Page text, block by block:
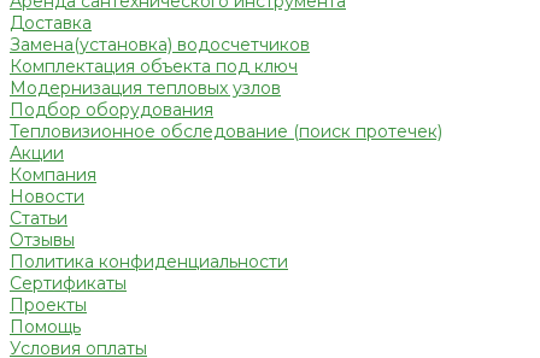
Доставка
Замена(установка) водосчетчиков
Комплектация объекта под ключ
Модернизация тепловых узлов
Подбор оборудования
Тепловизионное обследование (поиск протечек)
Акции
Компания
Новости
Статьи
Отзывы
Политика конфиденциальности
Сертификаты
Проекты
Помощь
Условия оплаты